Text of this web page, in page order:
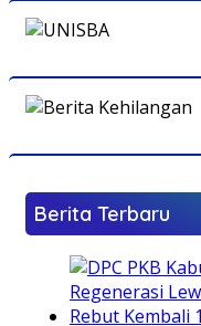
Berita Terbaru